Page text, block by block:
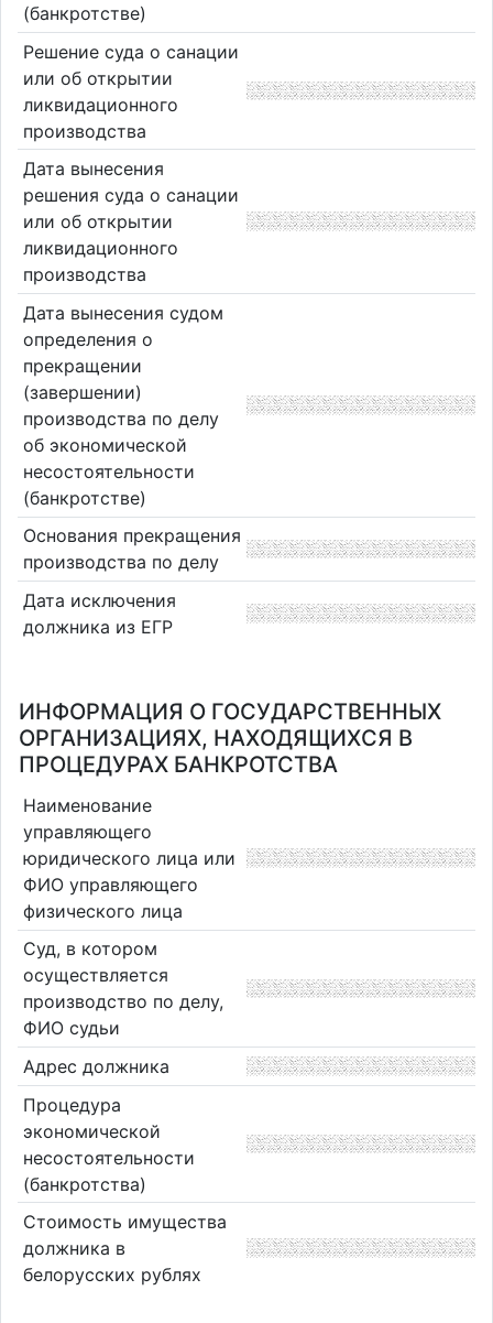
(банкротстве)
Решение суда о санации
или об открытии
ликвидационного
производства
Дата вынесения
решения суда о санации
или об открытии
ликвидационного
производства
Дата вынесения судом
определения о
прекращении
(завершении)
производства по делу
об экономической
несостоятельности
(банкротстве)
Основания прекращения
производства по делу
Дата исключения
должника из ЕГР
ИНФОРМАЦИЯ О ГОСУДАРСТВЕННЫХ
ОРГАНИЗАЦИЯХ, НАХОДЯЩИХСЯ В
ПРОЦЕДУРАХ БАНКРОТСТВА
Наименование
управляющего
юридического лица или
ФИО управляющего
физического лица
Суд, в котором
осуществляется
производство по делу,
ФИО судьи
Адрес должника
Процедура
экономической
несостоятельности
(банкротства)
Стоимость имущества
должника в
белорусских рублях